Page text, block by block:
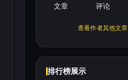
文章 评论
查看作者其他文章
排行榜展示